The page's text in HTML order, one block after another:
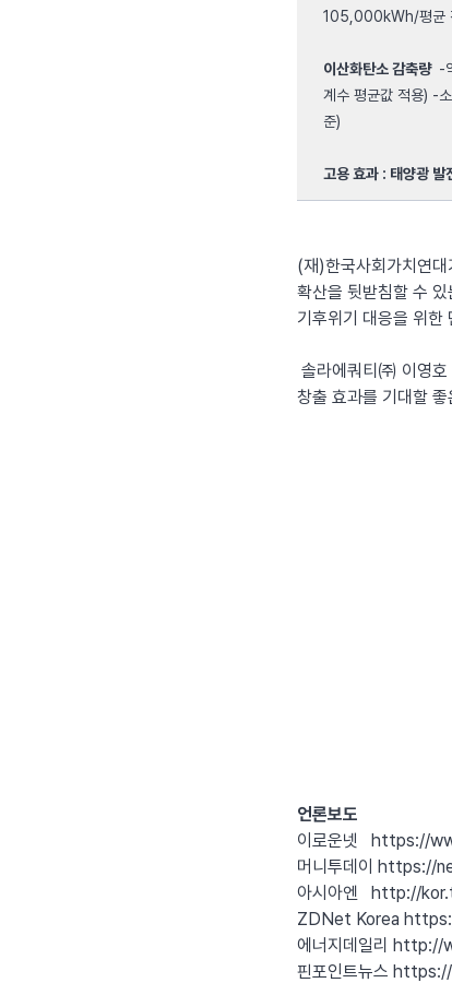
105,000kWh/평균
이산화탄소 감축량 -
계수 평균값 적용)
준)
고용 효과 : 태양광
(재)한국사회가치연
확산을 뒷받침할 수
기후위기 대응을 위한
솔라에쿼티㈜ 이영호
창출 효과를 기대할
언론보도
이로운넷 https://
머니투데이 https://
아시아엔 http://
ZDNet Korea
에너지데일리 http://
핀포인트뉴스 https://